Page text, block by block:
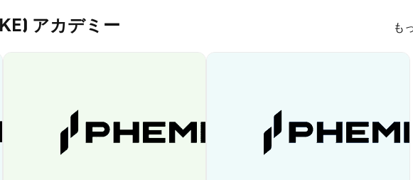
アカデミー も